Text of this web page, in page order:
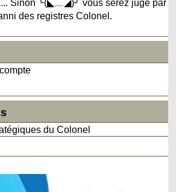
Sinon ╰(◣﹏◢)╯ vous serez jugé par
des registres Colonel.
du Colonel